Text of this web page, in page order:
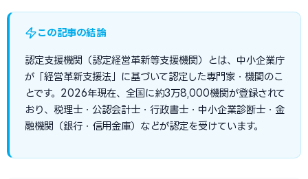
この記事の結論
認定支援機関（認定経営革新等支援機関）とは、中小企業庁
が「経営革新支援法」に基づいて認定した専門家・機関のこ
とです。2026年現在、全国に約3万8,000機関が登録されて
おり、税理士・公認会計士・行政書士・中小企業診断士・金
融機関（銀行・信用金庫）などが認定を受けています。